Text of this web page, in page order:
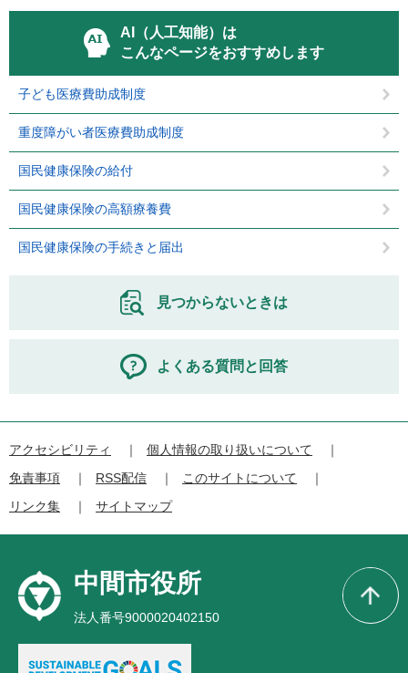
AI（人工知能）は
こんなページをおすすめします
子ども医療費助成制度
重度障がい者医療費助成制度
国民健康保険の給付
国民健康保険の高額療養費
国民健康保険の手続きと届出
見つからないときは
よくある質問と回答
アクセシビリティ
個人情報の取り扱いについて
免責事項
RSS配信
このサイトについて
リンク集
サイトマップ
中間市役所
法人番号9000020402150